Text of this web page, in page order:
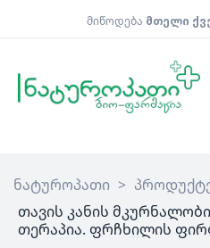
მიწოდება მთელი
ნატუროპათი >
თავის კანის
თერაპია. ფრჩხილის